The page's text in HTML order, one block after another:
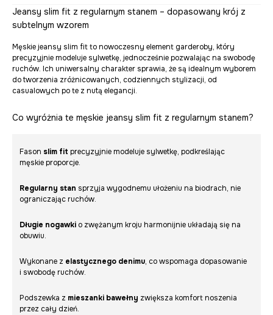
Jeansy slim fit z regularnym stanem – dopasowany krój z
subtelnym wzorem
Męskie jeansy slim fit to nowoczesny element garderoby, który
precyzyjnie modeluje sylwetkę, jednocześnie pozwalając na swobodę
ruchów. Ich uniwersalny charakter sprawia, że są idealnym wyborem
do tworzenia zróżnicowanych, codziennych stylizacji, od
casualowych po te z nutą elegancji.
Co wyróżnia te męskie jeansy slim fit z regularnym stanem?
Fason slim fit precyzyjnie modeluje sylwetkę, podkreślając
męskie proporcje.
Regularny stan sprzyja wygodnemu ułożeniu na biodrach, nie
ograniczając ruchów.
Długie nogawki o zwężanym kroju harmonijnie układają się na
obuwiu.
Wykonane z elastycznego denimu, co wspomaga dopasowanie
i swobodę ruchów.
Podszewka z mieszanki bawełny zwiększa komfort noszenia
przez cały dzień.